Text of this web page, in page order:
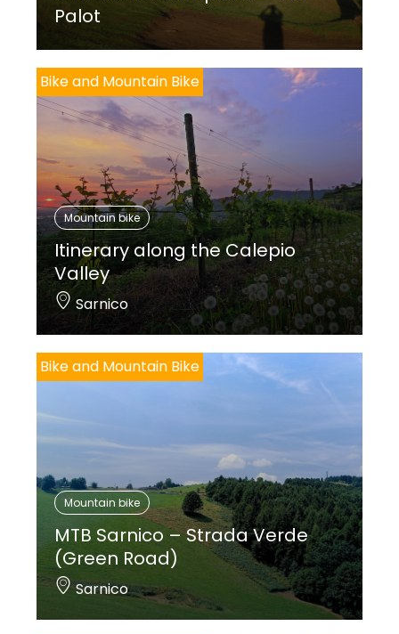
Palot
Bike and Mountain Bike
Mountain bike
Itinerary along the Calepio
Valley
Sarnico
Bike and Mountain Bike
Mountain bike
MTB Sarnico – Strada Verde
(Green Road)
Sarnico